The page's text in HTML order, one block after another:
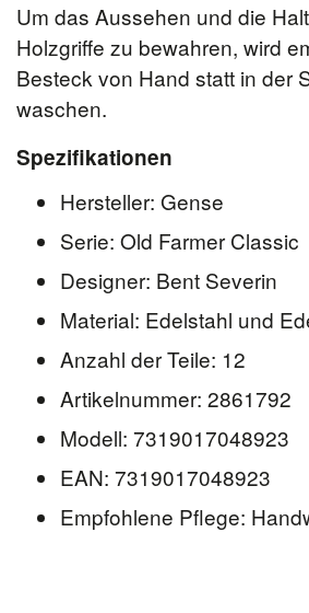
Um das Aussehen und die
Holzgriffe zu bewahren, wird
Besteck von Hand statt in der
waschen.
Spezifikationen
Hersteller: Gense
Serie: Old Farmer Classic
Designer: Bent Severin
Material: Edelstahl und
Anzahl der Teile: 12
Artikelnummer: 2861792
Modell: 7319017048923
EAN: 7319017048923
Empfohlene Pflege: